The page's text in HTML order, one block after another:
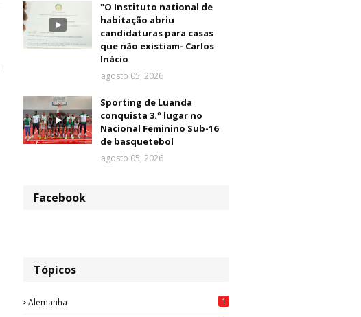
"O Instituto national de
habitação abriu
candidaturas para casas
que não existiam- Carlos
Inácio
agosto 05, 2026
Sporting de Luanda
conquista 3.º lugar no
Nacional Feminino Sub-16
de basquetebol
agosto 05, 2026
Facebook
Tópicos
Alemanha 1